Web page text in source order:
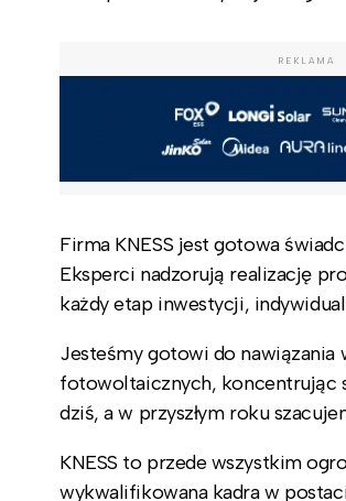
REKLAMA
Firma KNESS jest gotowa
Eksperci nadzorują realizację
każdy etap inwestycji,
Jesteśmy gotowi do nawiązania
fotowoltaicznych, koncentrując
dziś, a w przyszłym roku
KNESS to przede wszystkim
wykwalifikowana kadra w